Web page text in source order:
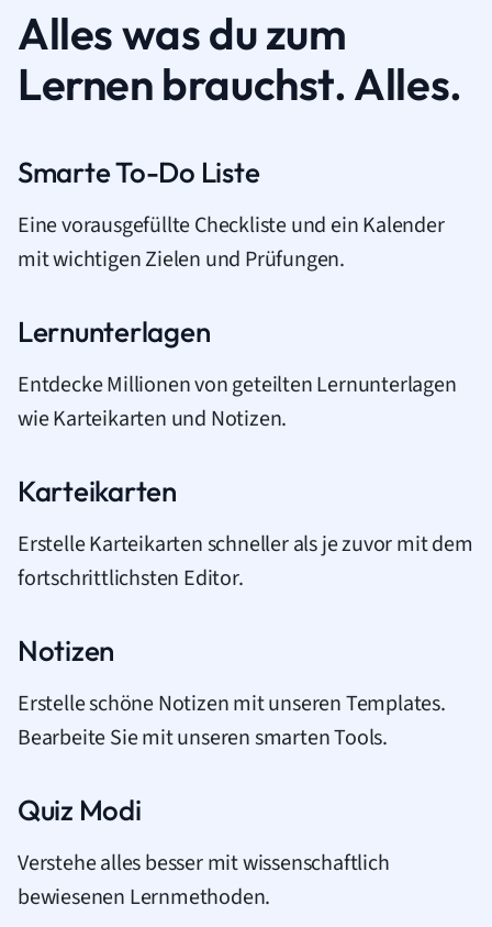
Alles was du zum
Lernen brauchst. Alles.
Smarte To-Do Liste
Eine vorausgefüllte Checkliste und ein Kalender
mit wichtigen Zielen und Prüfungen.
Lernunterlagen
Entdecke Millionen von geteilten Lernunterlagen
wie Karteikarten und Notizen.
Karteikarten
Erstelle Karteikarten schneller als je zuvor mit dem
fortschrittlichsten Editor.
Notizen
Erstelle schöne Notizen mit unseren Templates.
Bearbeite Sie mit unseren smarten Tools.
Quiz Modi
Verstehe alles besser mit wissenschaftlich
bewiesenen Lernmethoden.